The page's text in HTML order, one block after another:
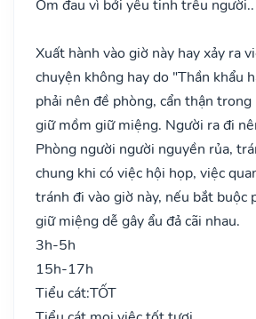
Ốm đau vì bởi yêu tinh trêu người..
Xuất hành vào giờ này hay xảy ra
chuyện không hay do "Thần khẩu
phải nên đề phòng, cẩn thận
giữ mồm giữ miệng. Người ra đi
Phòng người người nguyền rủa,
chung khi có việc hội họp, việc
tránh đi vào giờ này, nếu bắt buộc
giữ miệng dễ gây ẩu đả cãi nhau.
3h-5h
15h-17h
Tiểu cát:TỐT